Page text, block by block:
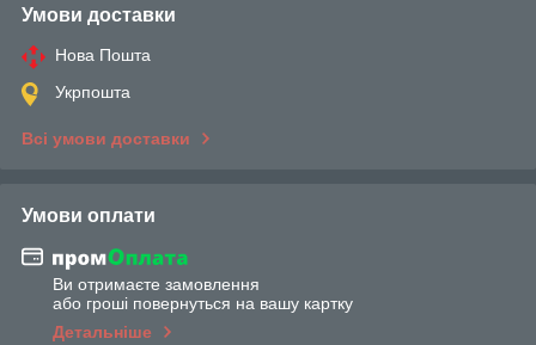
Умови доставки
Нова Пошта
Укрпошта
Всі умови доставки
Умови оплати
Ви отримаєте замовлення
або гроші повернуться на вашу картку
Детальніше